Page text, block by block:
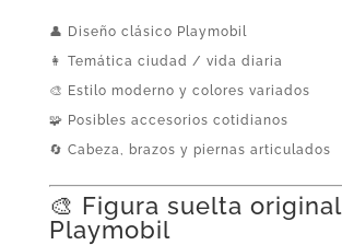
👤 Diseño clásico Playmobil
👩 Temática ciudad / vida diaria
🎨 Estilo moderno y colores variados
🧩 Posibles accesorios cotidianos
🔄 Cabeza, brazos y piernas articulados
🎨 Figura suelta original
Playmobil